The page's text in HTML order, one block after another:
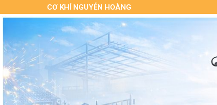
CƠ KHÍ NGUYỄN HOÀNG